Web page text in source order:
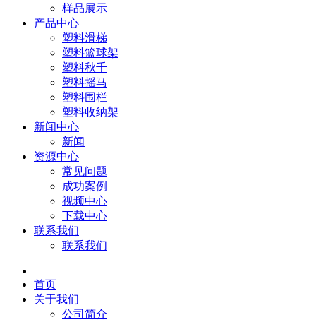
样品展示
产品中心
塑料滑梯
塑料篮球架
塑料秋千
塑料摇马
塑料围栏
塑料收纳架
新闻中心
新闻
资源中心
常见问题
成功案例
视频中心
下载中心
联系我们
联系我们
首页
关于我们
公司简介